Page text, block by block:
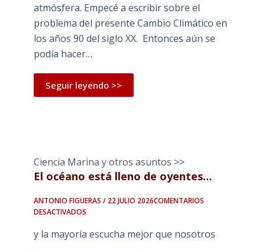
atmósfera. Empecé a escribir sobre el
problema del presente Cambio Climático en
los años 90 del siglo XX. Entonces aún se
podía hacer…
Seguir leyendo >>
Ciencia Marina y otros asuntos >>
El océano está lleno de oyentes…
ANTONIO FIGUERAS / 22 JULIO 2026COMENTARIOS
DESACTIVADOSEN
OCÉANO
y la mayoría escucha mejor que nosotros